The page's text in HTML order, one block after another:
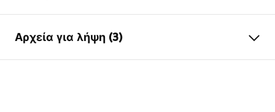
Χρώμα
Υλικό
Ακρυλικό
Αρχεία για λήψη (3)